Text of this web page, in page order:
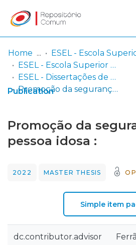
Communities
& Collections
Log
In
(current)
Home
ESEL - Escola Superior de Enfermagem de Lisboa
ESEL - Dissertações de Mestrado
Promoção da segurança da pessoa idosa :
Publication
Promoção da
pessoa idosa :
2022 MASTER THESIS
Simple item
dc.contributor.advisor